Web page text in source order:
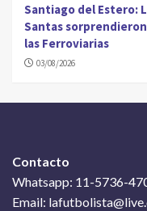
Santiago del Estero:
Santas
las Ferroviarias
03/08/2026
Contacto
Whatsapp: 11-5736-
Email: